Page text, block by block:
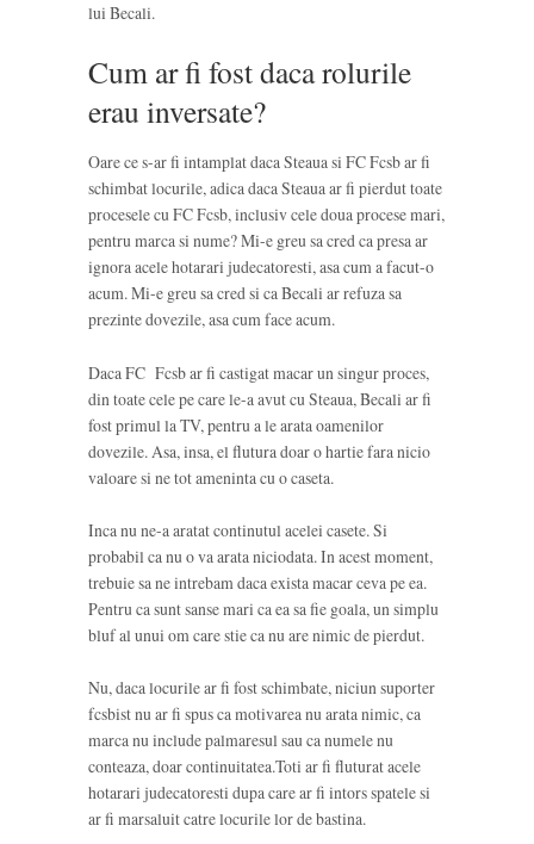
lui Becali.
Cum ar fi fost daca rolurile
erau inversate?
Oare ce s-ar fi intamplat daca Steaua si FC Fcsb ar fi
schimbat locurile, adica daca Steaua ar fi pierdut toate
procesele cu FC Fcsb, inclusiv cele doua procese mari,
pentru marca si nume? Mi-e greu sa cred ca presa ar
ignora acele hotarari judecatoresti, asa cum a facut-o
acum. Mi-e greu sa cred si ca Becali ar refuza sa
prezinte dovezile, asa cum face acum.
Daca FC Fcsb ar fi castigat macar un singur proces,
din toate cele pe care le-a avut cu Steaua, Becali ar fi
fost primul la TV, pentru a le arata oamenilor
dovezile. Asa, insa, el flutura doar o hartie fara nicio
valoare si ne tot ameninta cu o caseta.
Inca nu ne-a aratat continutul acelei casete. Si
probabil ca nu o va arata niciodata. In acest moment,
trebuie sa ne intrebam daca exista macar ceva pe ea.
Pentru ca sunt sanse mari ca ea sa fie goala, un simplu
bluf al unui om care stie ca nu are nimic de pierdut.
Nu, daca locurile ar fi fost schimbate, niciun suporter
fcsbist nu ar fi spus ca motivarea nu arata nimic, ca
marca nu include palmaresul sau ca numele nu
conteaza, doar continuitatea.Toti ar fi fluturat acele
hotarari judecatoresti dupa care ar fi intors spatele si
ar fi marsaluit catre locurile lor de bastina.